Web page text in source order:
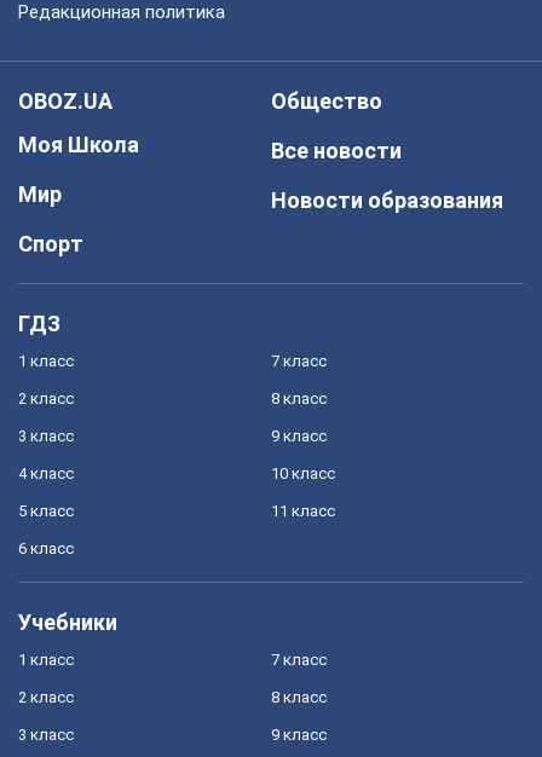
Редакционная политика
OBOZ.UA
Моя Школа
Мир
Спорт
Общество
Все новости
Новости образования
ГДЗ
1 класс
2 класс
3 класс
4 класс
5 класс
6 класс
7 класс
8 класс
9 класс
10 класс
11 класс
Учебники
1 класс
2 класс
3 класс
7 класс
8 класс
9 класс